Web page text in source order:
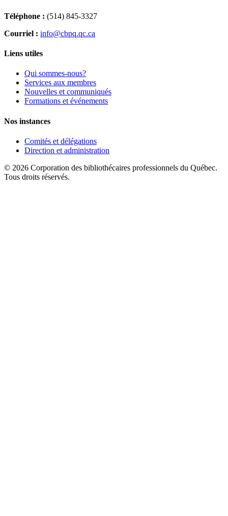
Téléphone : (514) 845-3327
Courriel : info@cbpq.qc.ca
Liens utiles
Qui sommes-nous?
Services aux membres
Nouvelles et communiqués
Formations et événements
Nos instances
Comités et délégations
Direction et administration
© 2026 Corporation des bibliothécaires professionnels du Québec.
Tous droits réservés.